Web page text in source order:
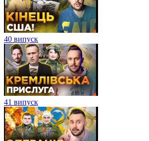
40 випуск
41 випуск